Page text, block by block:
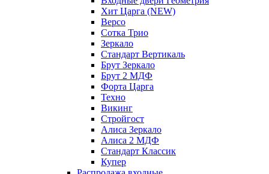
Хит Царга (NEW)
Версо
Сотка Трио
Зеркало
Стандарт Вертикаль
Брут Зеркало
Брут 2 МДФ
Форта Царга
Техно
Викинг
Стройгост
Алиса Зеркало
Алиса 2 МДФ
Стандарт Классик
Купер